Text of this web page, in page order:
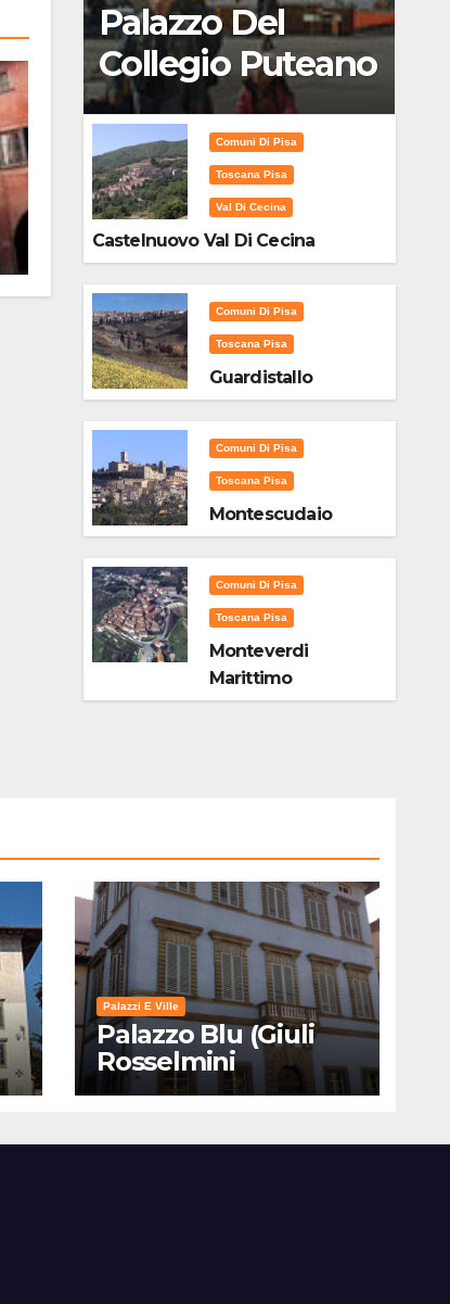
Palazzo Del
Collegio Puteano
Comuni Di Pisa
Toscana Pisa
Val Di Cecina
Castelnuovo Val Di Cecina
Comuni Di Pisa
Toscana Pisa
Guardistallo
Comuni Di Pisa
Toscana Pisa
Montescudaio
Comuni Di Pisa
Toscana Pisa
Monteverdi
Marittimo
Palazzi E Ville
Palazzo Blu (Giuli
Rosselmini
Gualandi) – Pisa:
Visita